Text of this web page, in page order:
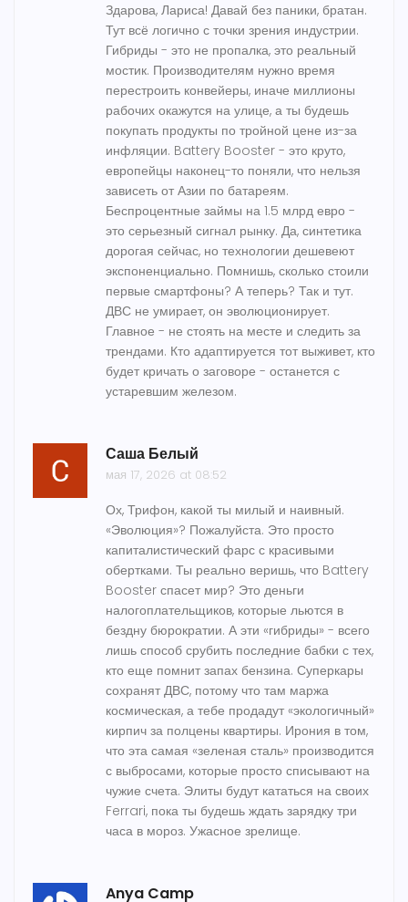
Здарова, Лариса! Давай без паники, братан.
Тут всё логично с точки зрения индустрии.
Гибриды - это не пропалка, это реальный
мостик. Производителям нужно время
перестроить конвейеры, иначе миллионы
рабочих окажутся на улице, а ты будешь
покупать продукты по тройной цене из-за
инфляции. Battery Booster - это круто,
европейцы наконец-то поняли, что нельзя
зависеть от Азии по батареям.
Беспроцентные займы на 1.5 млрд евро -
это серьезный сигнал рынку. Да, синтетика
дорогая сейчас, но технологии дешевеют
экспоненциально. Помнишь, сколько стоили
первые смартфоны? А теперь? Так и тут.
ДВС не умирает, он эволюционирует.
Главное - не стоять на месте и следить за
трендами. Кто адаптируется тот выживет, кто
будет кричать о заговоре - останется с
устаревшим железом.
Саша Белый
мая 17, 2026 at 08:52
Ох, Трифон, какой ты милый и наивный.
«Эволюция»? Пожалуйста. Это просто
капиталистический фарс с красивыми
обертками. Ты реально веришь, что Battery
Booster спасет мир? Это деньги
налогоплательщиков, которые льются в
бездну бюрократии. А эти «гибриды» - всего
лишь способ срубить последние бабки с тех,
кто еще помнит запах бензина. Суперкары
сохранят ДВС, потому что там маржа
космическая, а тебе продадут «экологичный»
кирпич за полцены квартиры. Ирония в том,
что эта самая «зеленая сталь» производится
с выбросами, которые просто списывают на
чужие счета. Элиты будут кататься на своих
Ferrari, пока ты будешь ждать зарядку три
часа в мороз. Ужасное зрелище.
Anya Camp